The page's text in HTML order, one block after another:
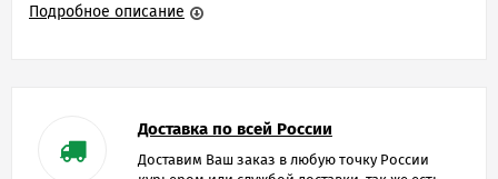
Подробное описание
Доставка по всей России
Доставим Ваш заказ в любую точку России